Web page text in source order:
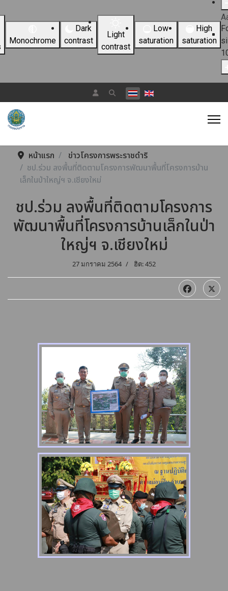
Monochrome
Dark
contrast
Light
contrast
Low
saturation
High
saturation
เลือกภาษาของคุณ
หน้าแรก
ข่าวโครงการพระราชดำริ
ชป.ร่วม ลงพื้นที่ติดตามโครงการพัฒนาพื้นที่โครงการบ้าน
เล็กในป่าใหญ่ฯ จ.เชียงใหม่
ชป.ร่วม ลงพื้นที่ติดตามโครงการ
พัฒนาพื้นที่โครงการบ้านเล็กในป่า
ใหญ่ฯ จ.เชียงใหม่
27 มกราคม 2564 ฮิต: 452